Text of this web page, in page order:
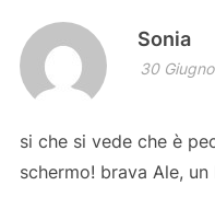
Sonia
30
si che si vede che è
schermo! brava Ale, un